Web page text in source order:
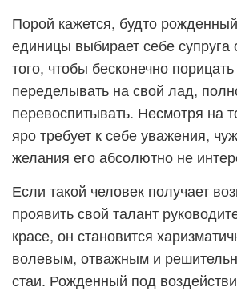
Порой кажется, будто
единицы выбирает себе супруга
того, чтобы бесконечно порицать
переделывать на свой лад,
перевоспитывать. Несмотря на
яро требует к себе уважения,
желания его абсолютно не
Если такой человек получает
проявить свой талант
красе, он становится
волевым, отважным и
стаи. Рожденный под